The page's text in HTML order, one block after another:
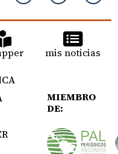
mis noticias
MIEMBRO
DE: